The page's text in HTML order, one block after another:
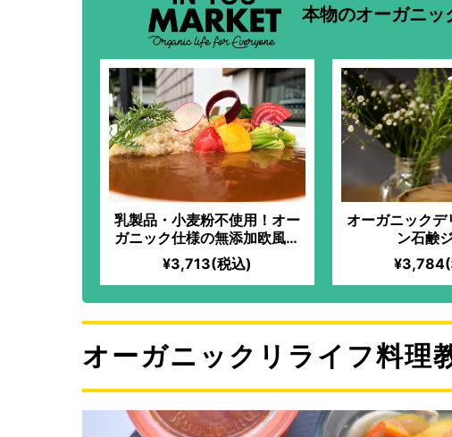
本物のオーガニッ
乳製品・小麦粉不使用！オー
ガニック仕様の無添加欧風ベ
ジカレー｜【 IN YOU
MARKET限定】「化学過敏症
の妻のために、美味しいお料
理を食べさせてあげたい」と
いう想いから始まった、全原
材料オーガニックのフレンチ
料理！使用する油は小さじ1杯
にも関わらず、驚くほどのコ
クと旨味が味わえる！
¥3,713(税込)
オーガニックデ
ン石鹸
¥3,784(
オーガニックリライフ料理